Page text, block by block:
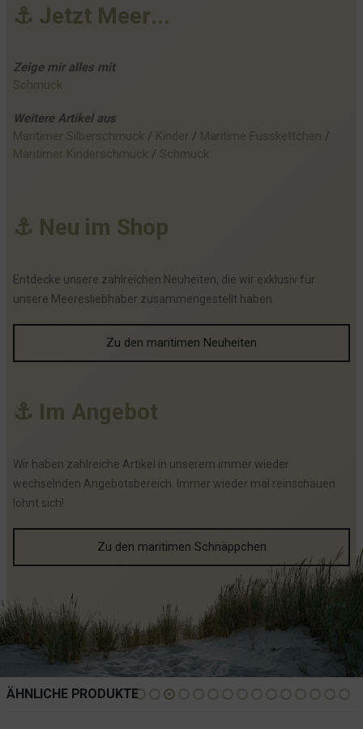
⚓ Jetzt Meer...
Zeige mir alles mit
Schmuck
Weitere Artikel aus
Maritimer Silberschmuck / Kinder / Maritime Fusskettchen
Maritimer Kinderschmuck / Schmuck
⚓ Neu im Shop
Entdecke unsere zahlreichen Neuheiten, die wir exklusiv für
unsere Meeresliebhaber zusammengestellt haben.
Zu den maritimen Neuheiten
⚓ Im Angebot
Wir haben zahlreiche Artikel in unserem immer wieder
wechselnden Angebotsbereich. Immer wieder mal reinschauen
lohnt sich!
Zu den maritimen Schnäppchen
ÄHNLICHE PRODUKTE